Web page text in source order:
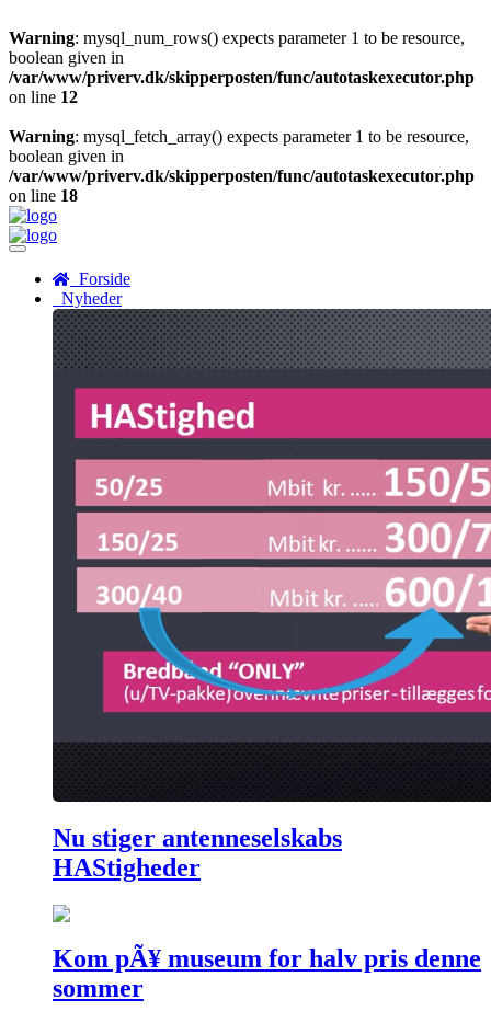
Warning: mysql_num_rows() expects parameter 1 to be resource,
boolean given in
/var/www/priverv.dk/skipperposten/func/autotaskexecutor.php
on line 12
Warning: mysql_fetch_array() expects parameter 1 to be resource,
boolean given in
/var/www/priverv.dk/skipperposten/func/autotaskexecutor.php
on line 18
Menu
Forside
Nyheder
Nu stiger antenneselskabs
HAStigheder
Kom pÃ¥ museum for halv pris denne
sommer